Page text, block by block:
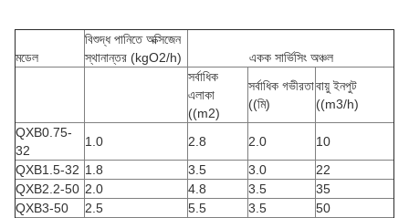
মডেল
বিশুদ্ধ পানিতে অক্সিজেন
স্থানান্তর (kgO2/h)
একক সার্ভিসিং অঞ্চল
সর্বাধিক
এলাকা
((m2)
সর্বাধিক গভীরতা
((মি)
বায়ু ইনপুট
((m3/h)
QXB0.75-
32
1.0 2.8 2.0
10
QXB1.5-32 1.8 3.5 3.0
22
QXB2.2-50 2.0 4.8 3.5
35
QXB3-50
2.5 5.5 3.5 50